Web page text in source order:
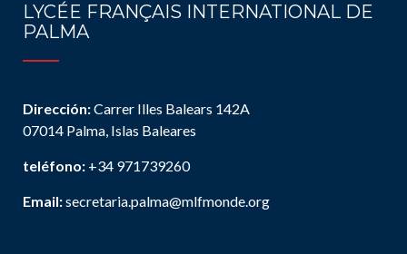
LYCÉE FRANÇAIS INTERNATIONAL DE
PALMA
Dirección:Carrer Illes Balears 142A
07014 Palma, Islas Baleares
teléfono: +34 971739260
Email:secretaria.palma@mlfmonde.org